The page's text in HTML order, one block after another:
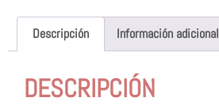
Descripción Información adicional
DESCRIPCIÓN